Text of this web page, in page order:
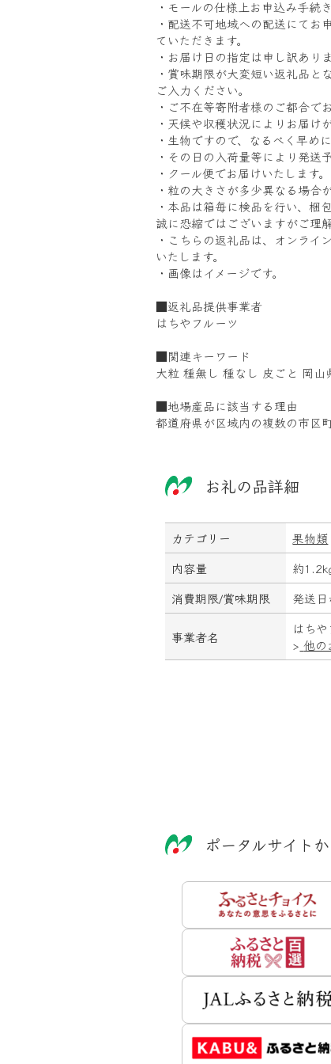
・モールの仕様上お申込み手続
・配送不可地域への配送にて
ていただきます。
・お届け日の指定は申し訳あり
・賞味期限が大変短い返礼品
ご入力ください。
・ご不在等寄附者様のご都合
・天候や収穫状況によりお届け
・生物ですので、なるべく早め
・その日の入荷量等により発送
・クール便でお届けいたします。
・粒の大きさが多少異なる場合
・本品は箱毎に検品を行い、梱
誠に恐縮ではございますがご理
・こちらの返礼品は、オンラ
いたします。
・画像はイメージです。
■返礼品提供事業者
はちやフルーツ
■関連キーワード
大粒 種無し 種なし 皮ごと 岡山
■地場産品に該当する理由
都道府県が区域内の複数の市区
お礼の品詳細
カテゴリー 果物類
内容量
約
消費期限/賞味期限 発送日
事業者名
はち
> 他の
ポータルサイト